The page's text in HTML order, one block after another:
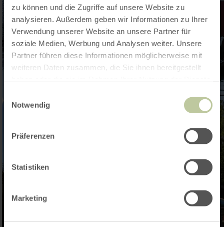
zu können und die Zugriffe auf unsere Website zu
analysieren. Außerdem geben wir Informationen zu Ihrer
Verwendung unserer Website an unsere Partner für
soziale Medien, Werbung und Analysen weiter. Unsere
Partner führen diese Informationen möglicherweise mit
weiteren Daten zusammen, die Sie ihnen bereitgestellt
Notwendig
Präferenzen
Statistiken
Marketing